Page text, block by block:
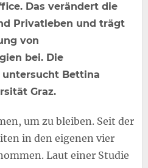
Das verändert die
Privatleben und trägt
von
bei. Die
Bettina
Graz.
um zu bleiben. Seit der
in den eigenen vier
Laut einer Studie